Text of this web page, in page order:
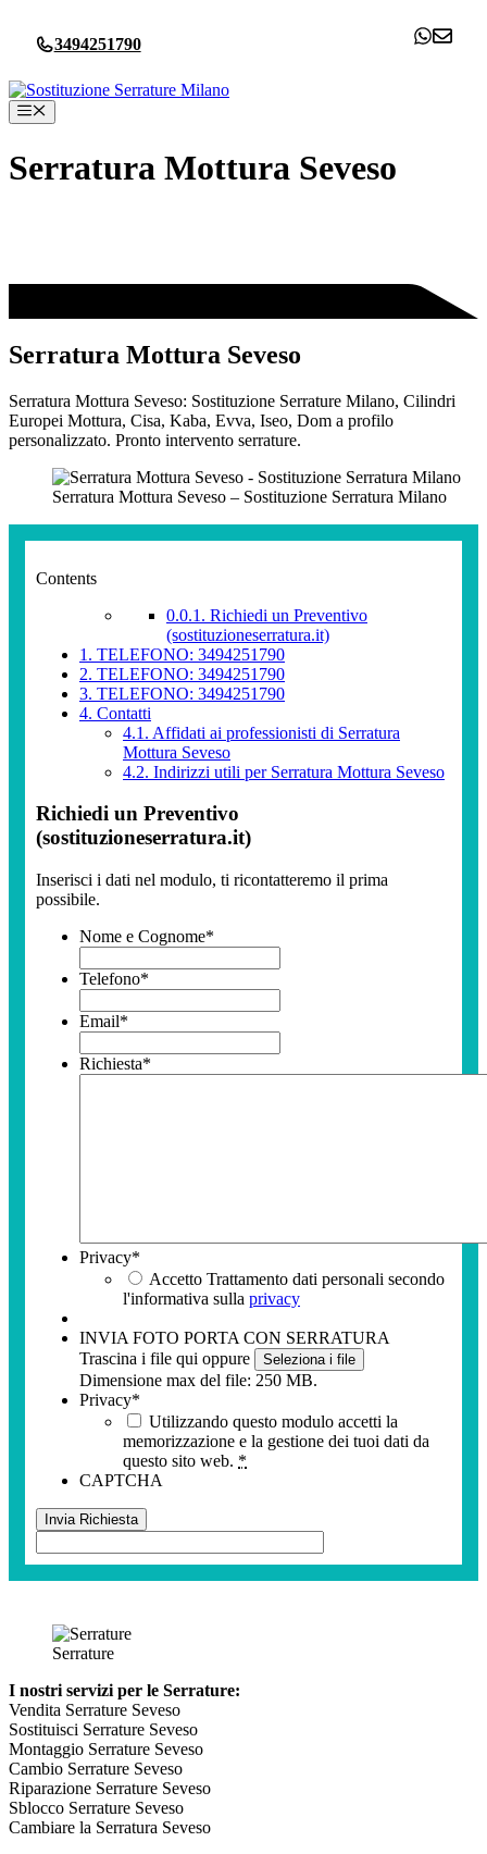
contenuto
3494251790
Menu
Serratura Mottura Seveso
Serratura Mottura Seveso
Serratura Mottura Seveso: Sostituzione Serrature Milano, Cilindri
Europei Mottura, Cisa, Kaba, Evva, Iseo, Dom a profilo
personalizzato. Pronto intervento serrature.
Serratura Mottura Seveso – Sostituzione Serratura Milano
Contents
0.0.1. Richiedi un Preventivo
(sostituzioneserratura.it)
1. TELEFONO: 3494251790
2. TELEFONO: 3494251790
3. TELEFONO: 3494251790
4. Contatti
4.1. Affidati ai professionisti di Serratura
Mottura Seveso
4.2. Indirizzi utili per Serratura Mottura Seveso
Richiedi un Preventivo
(sostituzioneserratura.it)
Inserisci i dati nel modulo, ti ricontatteremo il prima
possibile.
Nome e Cognome*
Telefono*
Email*
Richiesta*
Privacy*
Accetto Trattamento dati personali secondo
l'informativa sulla privacy
INVIA FOTO PORTA CON SERRATURA
Trascina i file qui oppure
Seleziona i file
Dimensione max del file: 250 MB.
Privacy*
Utilizzando questo modulo accetti la
memorizzazione e la gestione dei tuoi dati da
questo sito web. *
CAPTCHA
Serrature
I nostri servizi per le Serrature:
Vendita Serrature Seveso
Sostituisci Serrature Seveso
Montaggio Serrature Seveso
Cambio Serrature Seveso
Riparazione Serrature Seveso
Sblocco Serrature Seveso
Cambiare la Serratura Seveso